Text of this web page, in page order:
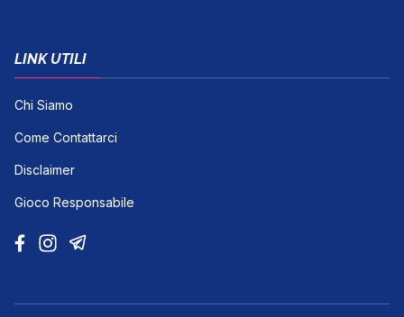
LINK UTILI
Chi Siamo
Come Contattarci
Disclaimer
Gioco Responsabile